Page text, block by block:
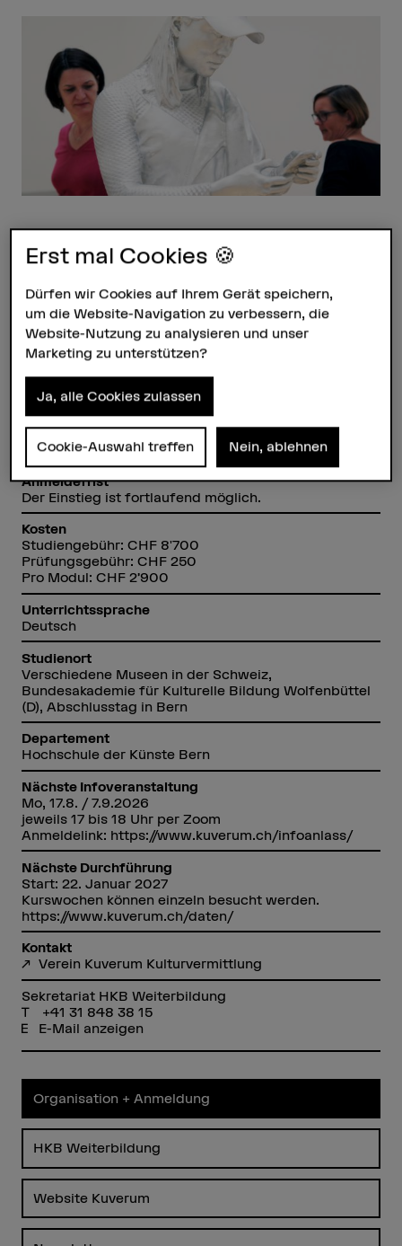
Steckbrief
Titel/Abschluss
Certificate of Advanced Studies (CAS)
Dauer
1 Jahr für den gesamten CAS
Unterrichtstage
6 Studientage, 6 Praxistage (freitags)
4 Blockwochenenden, 1 Blockwoche
Anmeldefrist
Der Einstieg ist fortlaufend möglich.
Kosten
Studiengebühr: CHF 8'700
Prüfungsgebühr: CHF 250
Pro Modul: CHF 2’900
Unterrichtssprache
Deutsch
Studienort
Verschiedene Museen in der Schweiz,
Bundesakademie für Kulturelle Bildung Wolfenbüttel
(D), Abschlusstag in Bern
Departement
Hochschule der Künste Bern
Nächste Infoveranstaltung
Mo, 17.8. / 7.9.2026
jeweils 17 bis 18 Uhr per Zoom
Anmeldelink: https://www.kuverum.ch/infoanlass/
Nächste Durchführung
Start: 22. Januar 2027
Kurswochen können einzeln besucht werden.
https://www.kuverum.ch/daten/
Kontakt
Verein Kuverum Kulturvermittlung
Sekretariat HKB Weiterbildung
+41 31 848 38 15
E-Mail anzeigen
Organisation + Anmeldung
HKB Weiterbildung
Website Kuverum
Erst mal Cookies 🍪
Dürfen wir Cookies auf Ihrem Gerät speichern,
um die Website-Navigation zu verbessern, die
Website-Nutzung zu analysieren und unser
Marketing zu unterstützen?
Ja, alle Cookies zulassen
Cookie-Auswahl treffen Nein, ablehnen